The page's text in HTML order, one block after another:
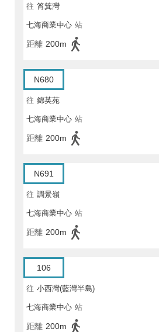
往 筲箕灣
七海商業中心 站
距離 200m
N680
往 錦英苑
七海商業中心 站
距離 200m
N691
往 調景嶺
七海商業中心 站
距離 200m
106
往 小西灣(藍灣半島)
七海商業中心 站
距離 200m